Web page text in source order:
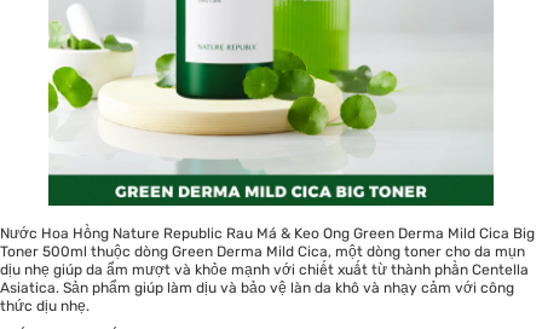
Nước Hoa Hồng Nature Republic Rau Má & Keo Ong Green Derma Mild Cica Big
Toner 500ml thuộc dòng Green Derma Mild Cica, một dòng toner cho da mụn
dịu nhẹ giúp da ẩm mượt và khỏe mạnh với chiết xuất từ thành phần Centella
Asiatica. Sản phẩm giúp làm dịu và bảo vệ làn da khô và nhạy cảm với công
thức dịu nhẹ.